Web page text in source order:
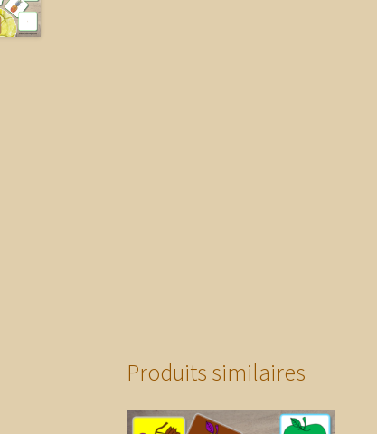
Produits similaires